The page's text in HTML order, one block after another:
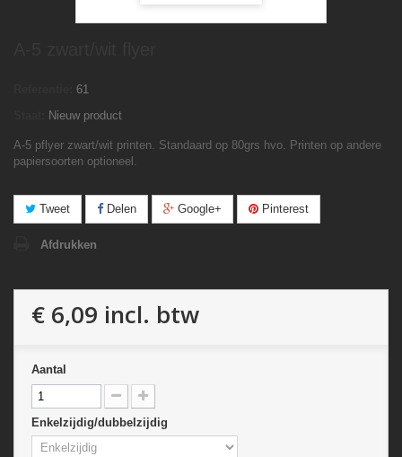
61
Nieuw product
A-5 pflyer zwart/wit printen. Standaard op 80grs hvo. Printen op andere
papiersoorten optioneel.
Tweet Delen Google+ Pinterest
Afdrukken
€ 6,09 incl. btw
Aantal
Enkelzijdig/dubbelzijdig